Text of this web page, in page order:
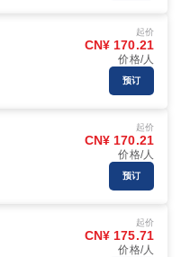
起价
CN¥ 170.21
价格/人
预订
起价
CN¥ 170.21
价格/人
预订
起价
CN¥ 175.71
价格/人